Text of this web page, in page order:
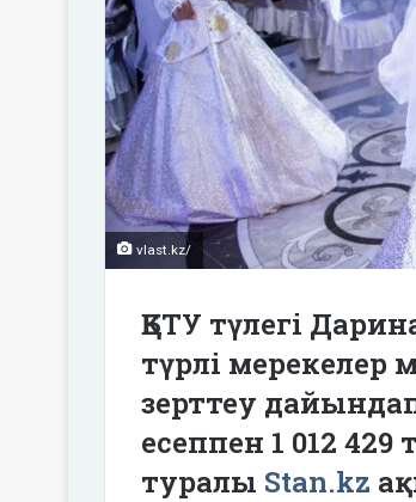
vlast.kz/
ҚБТУ түлегі
түрлі
зерттеу
есеппен 1 ​​012
туралы Stan.kz